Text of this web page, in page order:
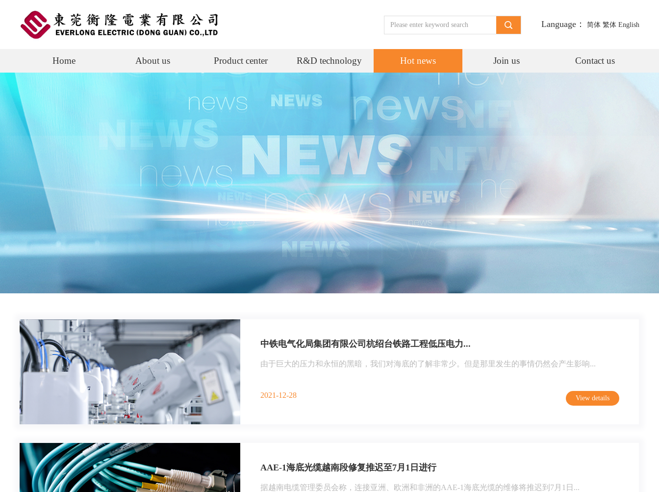
Language： 简体 繁体 English
Home About us Product center R&D technology Hot news Join us Contact us
中铁电气化局集团有限公司杭绍台铁路工程低压电力...
由于巨大的压力和永恒的黑暗，我们对海底的了解非常少。但是那里发生的事情仍然会产生影响...
View details
2021-12-28
AAE-1海底光缆越南段修复推迟至7月1日进行
据越南电缆管理委员会称，连接亚洲、欧洲和非洲的AAE-1海底光缆的维修将推迟到7月1日...